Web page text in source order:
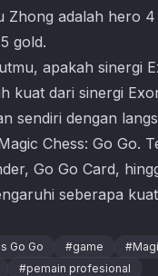
Zhong adalah hero
gold.
apakah sinergi
kuat dari sinergi
sendiri dengan
Chess: Go Go.
Go Go Card,
seberapa
Go Go #game #
#pemain profesional